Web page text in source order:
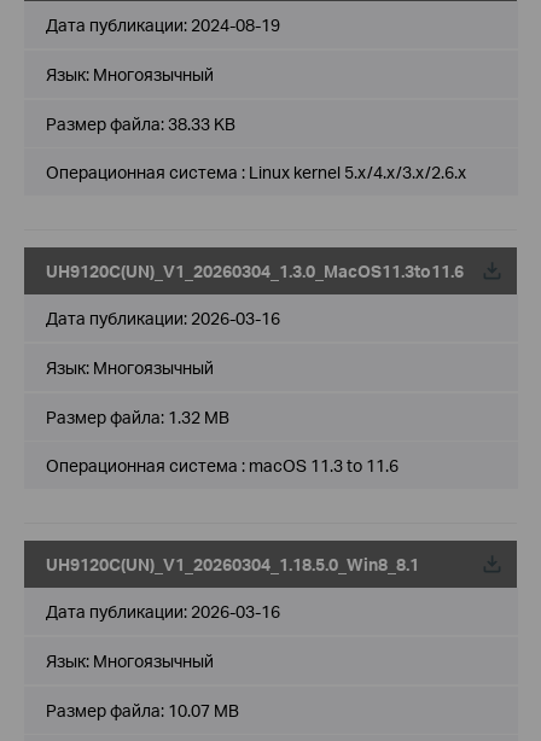
Дата публикации: 2024-08-19
Язык: Многоязычный
Размер файла:38.33 KB
Операционная система : Linux kernel 5.x/4.x/3.x/2.6.x
UH9120C(UN)_V1_20260304_1.3.0_MacOS11.3to11.6
Дата публикации: 2026-03-16
Язык: Многоязычный
Размер файла: 1.32 MB
Операционная система : macOS 11.3 to 11.6
UH9120C(UN)_V1_20260304_1.18.5.0_Win8_8.1
Дата публикации: 2026-03-16
Язык: Многоязычный
Размер файла: 10.07 MB